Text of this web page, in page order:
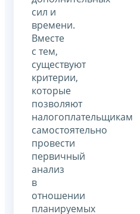
сил и
времени.
Вместе
с тем,
существуют
критерии,
которые
позволяют
налогоплательщикам
самостоятельно
провести
первичный
анализ
в
отношении
планируемых